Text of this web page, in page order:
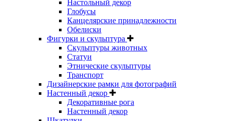
Настольный декор
Глобусы
Канцелярские принадлежности
Обелиски
Фигурки и скульптура
Скульптуры животных
Статуи
Этнические скульптуры
Транспорт
Дизайнерские рамки для фотографий
Настенный декор
Декоративные рога
Настенный декор